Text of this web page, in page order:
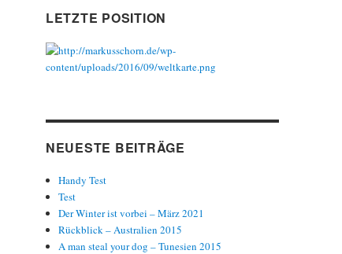
LETZTE POSITION
NEUESTE BEITRÄGE
Handy Test
Test
Der Winter ist vorbei – März 2021
Rückblick – Australien 2015
A man steal your dog – Tunesien 2015